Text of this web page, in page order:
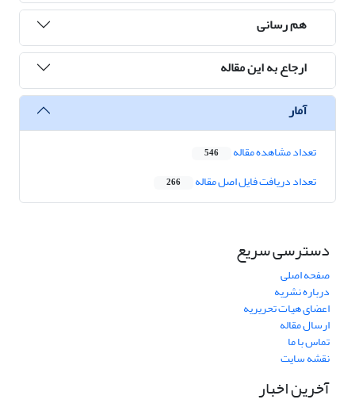
هم رسانی
ارجاع به این مقاله
آمار
تعداد مشاهده مقاله 546
تعداد دریافت فایل اصل مقاله 266
دسترسی سریع
صفحه اصلی
درباره نشریه
اعضای هیات تحریریه
ارسال مقاله
تماس با ما
نقشه سایت
آخرین اخبار